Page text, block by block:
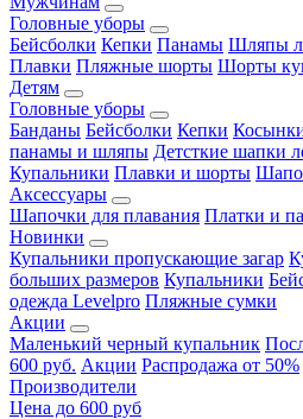
Головные уборы
Бейсболки Кепки Панамы Шляпы
Плавки Пляжные шорты Шорты
Детям
Головные уборы
Банданы Бейсболки Кепки
панамы и шляпы Детсткие шапки
Купальники Плавки и шорты
Аксессуары
Шапочки для плавания Платки и
Новинки
Купальники пропускающие загар
больших размеров Купальники
одежда Levelpro Пляжные сумки
Акции
Маленький черный купальник
600 руб. Акции Распродажа от 50%
Производители
Цена до 600 руб